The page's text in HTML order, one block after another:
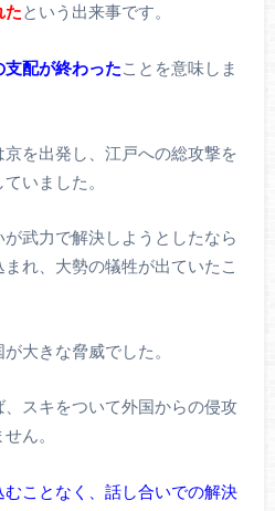
たという出来事です。
配が終わったことを意味しま
を出発し、江戸への総攻撃を
いました。
武力で解決しようとしたなら
れ、大勢の犠牲が出ていたこ
大きな脅威でした。
スキをついて外国からの侵攻
ん。
ことなく、話し合いでの解決